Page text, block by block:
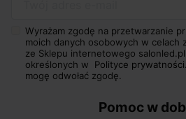
Wyrażam zgodę na przetwarzanie
moich danych osobowych w celach
ze Sklepu internetowego
określonych w Polityce prywatności.
mogę odwołać zgodę.
Pomoc w